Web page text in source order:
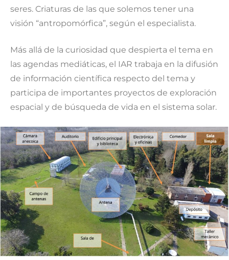
seres. Criaturas de las que solemos tener una
visión “antropomórfica”, según el especialista.
Más allá de la curiosidad que despierta el tema en
las agendas mediáticas, el IAR trabaja en la difusión
de información científica respecto del tema y
participa de importantes proyectos de exploración
espacial y de búsqueda de vida en el sistema solar.